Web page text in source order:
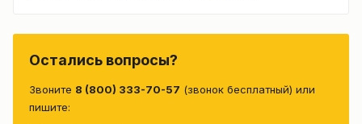
Остались вопросы?
Звоните 8 (800) 333-70-57 (звонок бесплатный) или
пишите: